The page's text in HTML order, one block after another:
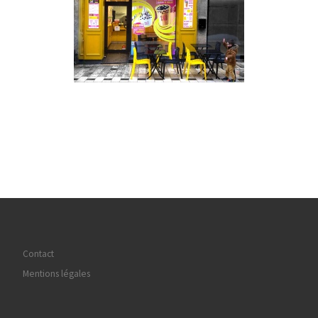
Contact
Mentions légales